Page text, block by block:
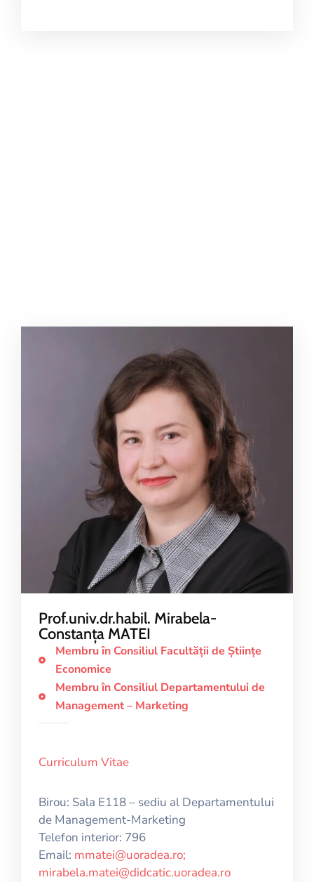
Prof.univ.dr.habil. Mirabela-
Constanța MATEI
Membru în Consiliul Facultăţii de Ştiinţe
Economice
Membru în Consiliul Departamentului de
Management – Marketing
Curriculum Vitae
Birou: Sala E118 – sediu al Departamentului
de Management-Marketing
Telefon interior: 796
Email: mmatei@uoradea.ro;
mirabela.matei@didcatic.uoradea.ro